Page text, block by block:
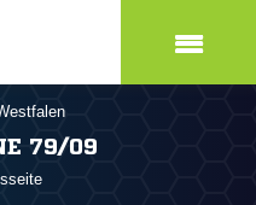
79/09